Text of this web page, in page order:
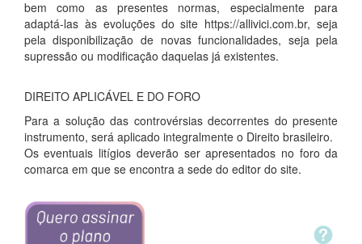
bem como as presentes normas, especialmente para
adaptá-las às evoluções do site https://allivici.com.br, seja
pela disponibilização de novas funcionalidades, seja pela
supressão ou modificação daquelas já existentes.
DIREITO APLICÁVEL E DO FORO
Para a solução das controvérsias decorrentes do presente
instrumento, será aplicado integralmente o Direito brasileiro.
Os eventuais litígios deverão ser apresentados no foro da
comarca em que se encontra a sede do editor do site.